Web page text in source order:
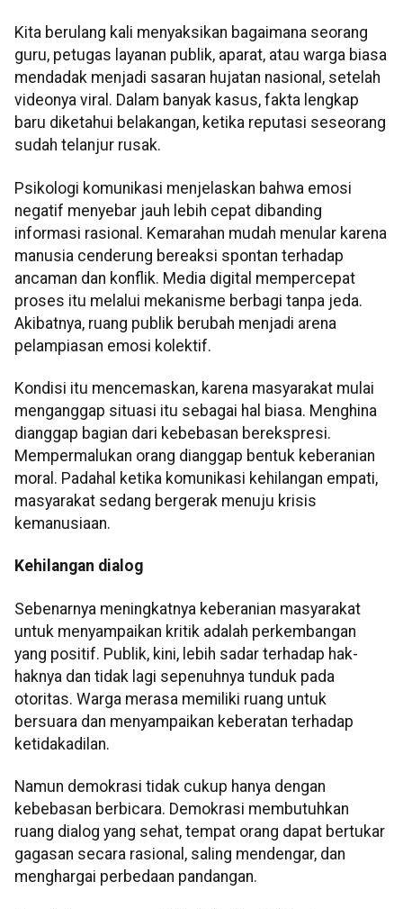
Kita berulang kali menyaksikan bagaimana seorang
guru, petugas layanan publik, aparat, atau warga biasa
mendadak menjadi sasaran hujatan nasional, setelah
videonya viral. Dalam banyak kasus, fakta lengkap
baru diketahui belakangan, ketika reputasi seseorang
sudah telanjur rusak.
Psikologi komunikasi menjelaskan bahwa emosi
negatif menyebar jauh lebih cepat dibanding
informasi rasional. Kemarahan mudah menular karena
manusia cenderung bereaksi spontan terhadap
ancaman dan konflik. Media digital mempercepat
proses itu melalui mekanisme berbagi tanpa jeda.
Akibatnya, ruang publik berubah menjadi arena
pelampiasan emosi kolektif.
Kondisi itu mencemaskan, karena masyarakat mulai
menganggap situasi itu sebagai hal biasa. Menghina
dianggap bagian dari kebebasan berekspresi.
Mempermalukan orang dianggap bentuk keberanian
moral. Padahal ketika komunikasi kehilangan empati,
masyarakat sedang bergerak menuju krisis
kemanusiaan.
Kehilangan dialog
Sebenarnya meningkatnya keberanian masyarakat
untuk menyampaikan kritik adalah perkembangan
yang positif. Publik, kini, lebih sadar terhadap hak-
haknya dan tidak lagi sepenuhnya tunduk pada
otoritas. Warga merasa memiliki ruang untuk
bersuara dan menyampaikan keberatan terhadap
ketidakadilan.
Namun demokrasi tidak cukup hanya dengan
kebebasan berbicara. Demokrasi membutuhkan
ruang dialog yang sehat, tempat orang dapat bertukar
gagasan secara rasional, saling mendengar, dan
menghargai perbedaan pandangan.